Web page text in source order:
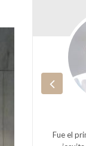
Fue el